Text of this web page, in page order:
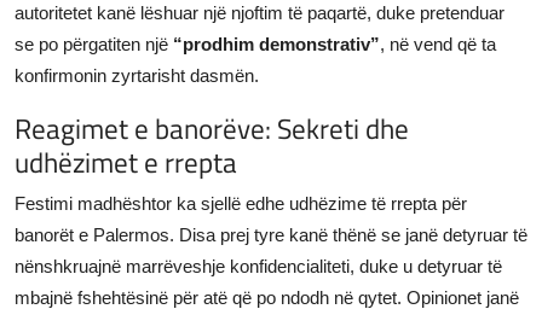
autoritetet kanë lëshuar një njoftim të paqartë, duke pretenduar
se po përgatiten një “prodhim demonstrativ”, në vend që ta
konfirmonin zyrtarisht dasmën.
Reagimet e banorëve: Sekreti dhe
udhëzimet e rrepta
Festimi madhështor ka sjellë edhe udhëzime të rrepta për
banorët e Palermos. Disa prej tyre kanë thënë se janë detyruar të
nënshkruajnë marrëveshje konfidencialiteti, duke u detyruar të
mbajnë fshehtësinë për atë që po ndodh në qytet. Opinionet janë